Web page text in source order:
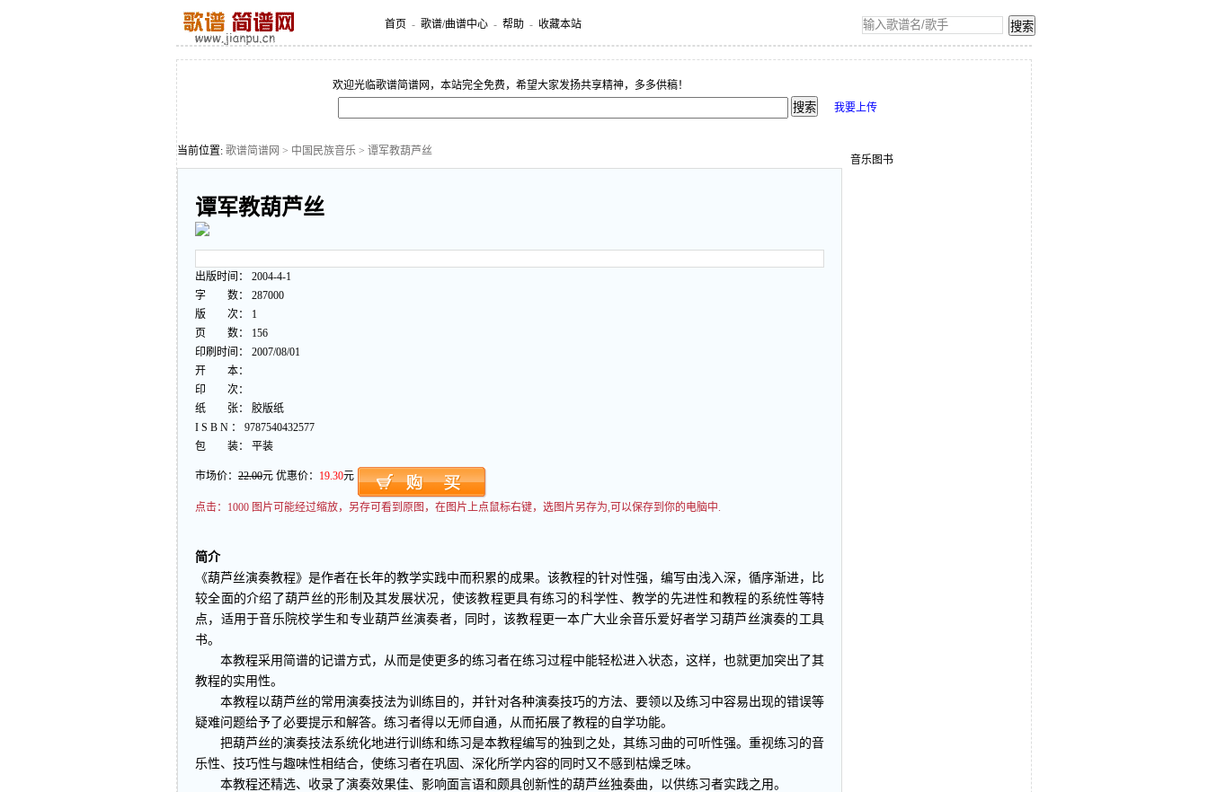
首页 - 歌谱/曲谱中心 - 帮助 - 收藏本站
欢迎光临歌谱简谱网，本站完全免费，希望大家发扬共享精神，多多供稿！
我要上传
当前位置: 歌谱简谱网 > 中国民族音乐 > 谭军教葫芦丝
谭军教葫芦丝
出版时间： 2004-4-1
字 数： 287000
版 次： 1
页 数： 156
印刷时间： 2007/08/01
开 本：
印 次：
纸 张： 胶版纸
I S B N ： 9787540432577
包 装： 平装
市场价： 22.00元 优惠价： 19.30元
点击： 1000 图片可能经过缩放，另存可看到原图，在图片上点鼠标右键，选图片另存为,可以保存到你的电脑中.
简介
《葫芦丝演奏教程》是作者在长年的教学实践中而积累的成果。该教程的针对性强，编写由浅入深，循序渐进，比
较全面的介绍了葫芦丝的形制及其发展状况，使该教程更具有练习的科学性、教学的先进性和教程的系统性等特
点，适用于音乐院校学生和专业葫芦丝演奏者，同时，该教程更一本广大业余音乐爱好者学习葫芦丝演奏的工具
书。
本教程采用简谱的记谱方式，从而是使更多的练习者在练习过程中能轻松进入状态，这样，也就更加突出了其
教程的实用性。
本教程以葫芦丝的常用演奏技法为训练目的，并针对各种演奏技巧的方法、要领以及练习中容易出现的错误等
疑难问题给予了必要提示和解答。练习者得以无师自通，从而拓展了教程的自学功能。
把葫芦丝的演奏技法系统化地进行训练和练习是本教程编写的独到之处，其练习曲的可听性强。重视练习的音
乐性、技巧性与趣味性相结合，使练习者在巩固、深化所学内容的同时又不感到枯燥乏味。
本教程还精选、收录了演奏效果佳、影响面言语和颇具创新性的葫芦丝独奏曲，以供练习者实践之用。
音乐图书